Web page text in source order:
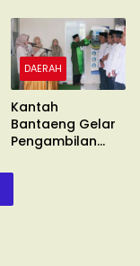
Unras
DAERAH
Kantah
Bantaeng Gelar
Pengambilan